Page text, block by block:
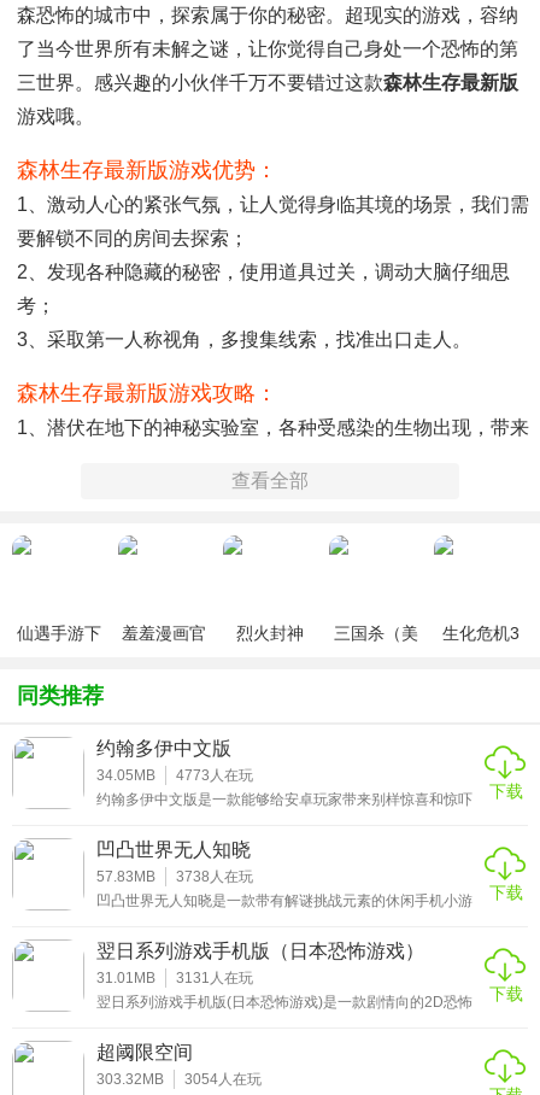
森恐怖的城市中，探索属于你的秘密。超现实的游戏，容纳
了当今世界所有未解之谜，让你觉得自己身处一个恐怖的第
三世界。感兴趣的小伙伴千万不要错过这款森林生存最新版
游戏哦。
森林生存最新版游戏优势：
1、激动人心的紧张气氛，让人觉得身临其境的场景，我们需
要解锁不同的房间去探索；
2、发现各种隐藏的秘密，使用道具过关，调动大脑仔细思
考；
3、采取第一人称视角，多搜集线索，找准出口走人。
森林生存最新版游戏攻略：
1、潜伏在地下的神秘实验室，各种受感染的生物出现，带来
2、作出的反应是常人无法理解的，身边出现的危机感时时刻
了解到许多的秘密，慢慢的各种不同的情节都会不断的向你
家需要有足够的智慧来让你应对每一个挑战，顺利的逃离这
个死亡世界。
查看全部
仙遇手游下
羞羞漫画官
烈火封神
三国杀（美
生化危机3
同类推荐
约翰多伊中文版
34.05MB 4773 人在玩
约翰多伊中文版是一款能够给安卓玩家带来别样惊喜和惊吓
一场绝无仅有的恐怖探索旅程，各种恐怖的冒险元素都将会
在小伙伴们深入剧情的时候逐一被解锁，可能你会被突然拖
入无尽的黑暗，又可能你会被一只枯骨般的双手摔倒墙上，
一切皆有可能!
下载
凹凸世界无人知晓
57.83MB 3738 人在玩
凹凸世界无人知晓是一款带有解谜挑战元素的休闲手机小游
验，各种全新的互动元素和剧情设定会带给朋友们，让每一
个进入闯关的小伙伴拥有与众不同的冒险之旅。
下载
翌日系列游戏手机版（日本恐怖游戏）
31.01MB 3131 人在玩
翌日系列游戏手机版(日本恐怖游戏)是一款剧情向的2D恐怖
放学回家的小女孩，在乘坐地铁的路上会遇到五花八门的灵
异想象，音效十分的惊悚，如果你自认为是一个胆大的小伙
伴，那就开启你的挑战吧!
下载
超阈限空间
303.32MB 3054人在玩